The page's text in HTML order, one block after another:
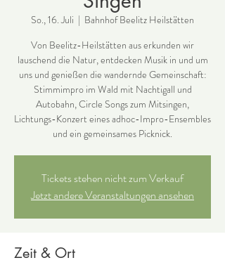
So., 16. Juli
  |
Bahnhof Beelitz Heilstätten
Von Beelitz-Heilstätten aus erkunden wir
lauschend die Natur, entdecken Musik in und um
uns und genießen die wandernde Gemeinschaft:
Stimmimpro im Wald mit Nachtigall und
Autobahn, Circle Songs zum Mitsingen,
Lichtungs-Konzert eines adhoc-Impro-Ensembles
und ein gemeinsames Picknick.
Tickets stehen nicht zum Verkauf
Jetzt andere Veranstaltungen ansehen
Zeit & Ort